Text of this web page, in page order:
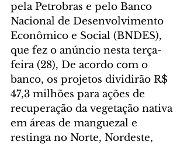
pela Petrobras e pelo Banco
Nacional de Desenvolvimento
Econômico e Social (BNDES),
que fez o anúncio nesta terça-
feira (28), De acordo com o
banco, os projetos dividirão R$
47,3 milhões para ações de
recuperação da vegetação nativa
em áreas de manguezal e
restinga no Norte, Nordeste,